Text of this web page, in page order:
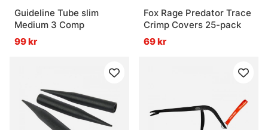
Guideline Tube slim
Medium 3 Comp
99 kr
Fox Rage Predator Trace
Crimp Covers 25-pack
69 kr